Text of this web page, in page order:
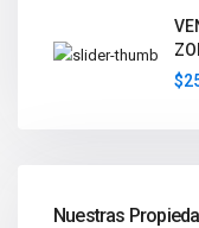
Nuestras